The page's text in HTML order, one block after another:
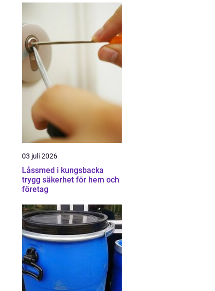
03 juli 2026
Låssmed i kungsbacka
trygg säkerhet för hem och
företag